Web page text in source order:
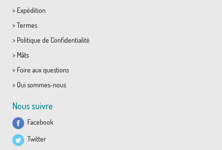
> Expédition
> Termes
> Politique de Confidentialité
> Mâts
> Foire aux questions
> Qui sommes-nous
Nous suivre
Facebook
Twitter